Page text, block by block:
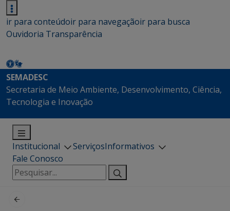
ir para conteúdoir para navegaçãoir para busca
Ouvidoria Transparência
SEMADESC
Secretaria de Meio Ambiente, Desenvolvimento, Ciência,
Tecnologia e Inovação
Institucional ServiçosInformativos
Fale Conosco
Pesquisar
por: